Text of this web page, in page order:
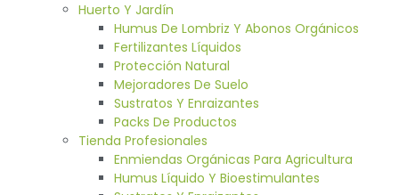
Huerto Y Jardín
Humus De Lombriz Y Abonos Orgánicos
Fertilizantes Líquidos
Protección Natural
Mejoradores De Suelo
Sustratos Y Enraizantes
Packs De Productos
Tienda Profesionales
Enmiendas Orgánicas Para Agricultura
Humus Líquido Y Bioestimulantes